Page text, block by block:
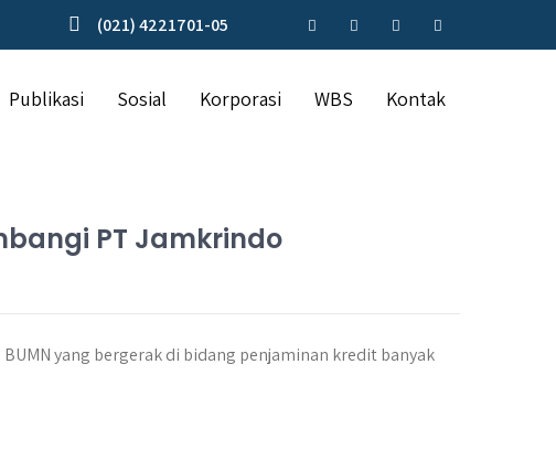
(021) 4221701-05
Publikasi Sosial Korporasi WBS Kontak
PT Jamkrindo
yang bergerak di bidang penjaminan kredit banyak